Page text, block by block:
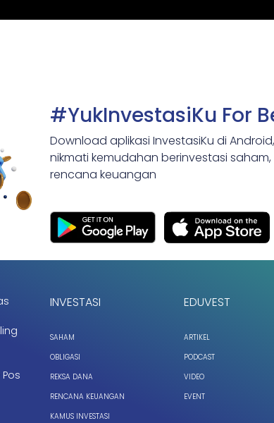
#YukInvestasiKu For
Download aplikasi InvestasiKu di
nikmati kemudahan berinvestasi
rencana keuangan
INVESTASI
SAHAM
OBLIGASI
REKSA DANA
RENCANA KEUANGAN
KAMUS INVESTASI
EDUVEST
ARTIKEL
PODCAST
VIDEO
EVENT